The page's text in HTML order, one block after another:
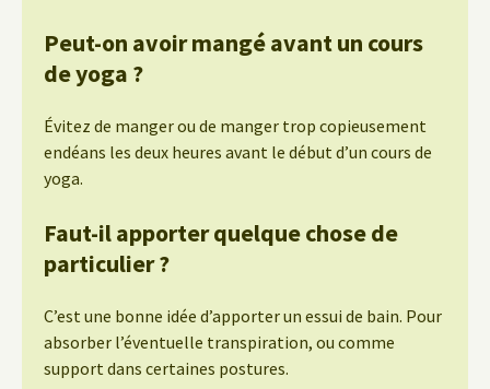
Peut-on avoir mangé avant un cours
de yoga ?
Évitez de manger ou de manger trop copieusement
endéans les deux heures avant le début d’un cours de
yoga.
Faut-il apporter quelque chose de
particulier ?
C’est une bonne idée d’apporter un essui de bain. Pour
absorber l’éventuelle transpiration, ou comme
support dans certaines postures.